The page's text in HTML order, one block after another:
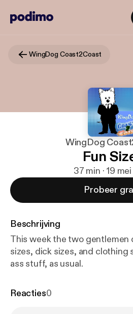
WingDog Coast2Coast
WingDog
Fun
37 min · 19
Probeer
Beschrijving
This week the two gentlemen
sizes, dick sizes, and clothing
ass stuff, as usual.
Reacties0